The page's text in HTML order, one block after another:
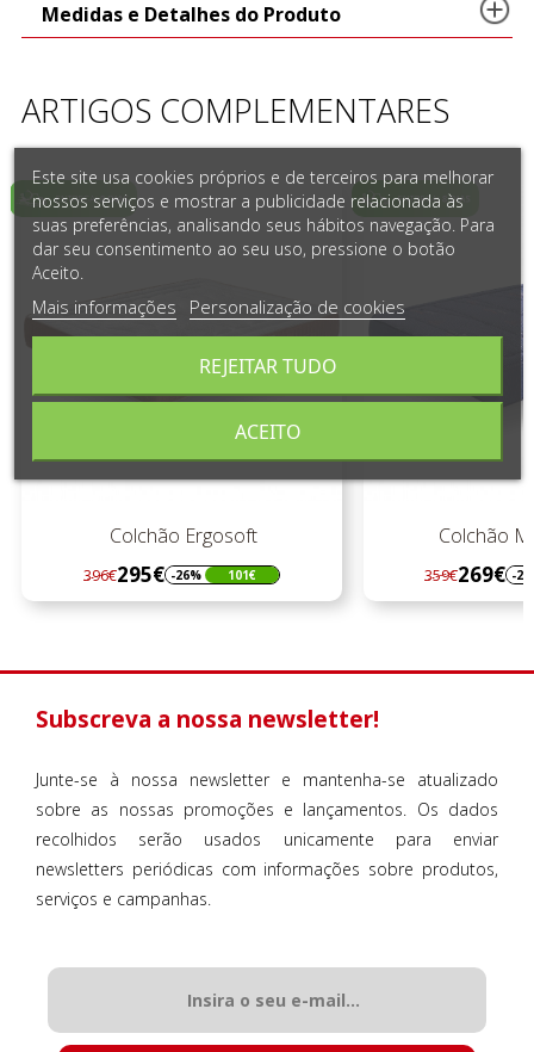
Medidas e Detalhes do Produto
ARTIGOS COMPLEMENTARES
Colchão Ergosoft
Regular
preço
396€295€
Preço -26% 101€
Colchão
Regular
preço
359€269€
Preço -
Subscreva a nossa newsletter!
Junte-se à nossa newsletter e mantenha-se atualizado
sobre as nossas promoções e lançamentos. Os dados
recolhidos serão usados unicamente para enviar
newsletters periódicas com informações sobre produtos,
serviços e campanhas.
Este site usa cookies próprios e de terceiros para melhorar
nossos serviços e mostrar a publicidade relacionada às
suas preferências, analisando seus hábitos navegação. Para
dar seu consentimento ao seu uso, pressione o botão
Aceito.
Mais informações Personalização de cookies
REJEITAR TUDO
ACEITO